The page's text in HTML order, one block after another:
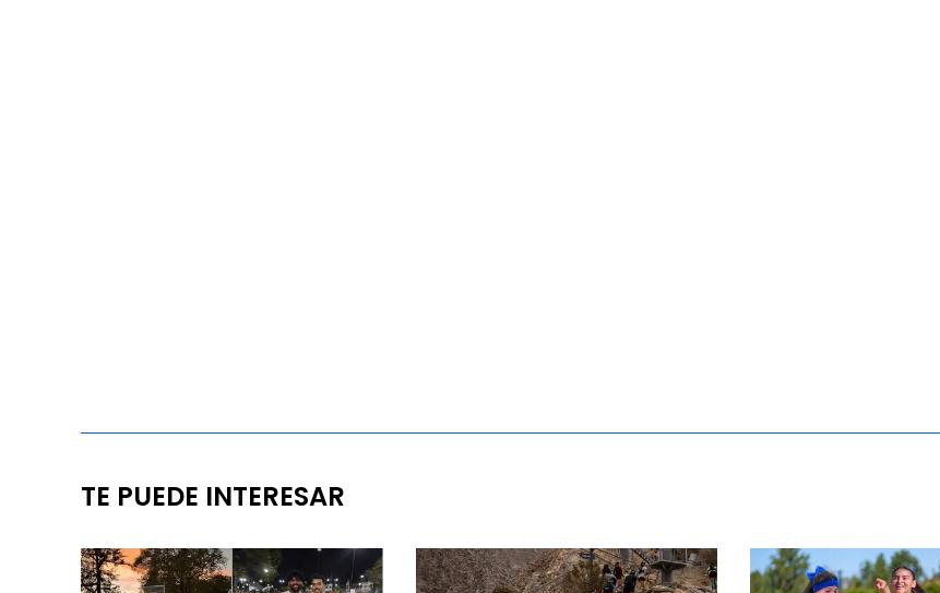
TE PUEDE INTERESAR